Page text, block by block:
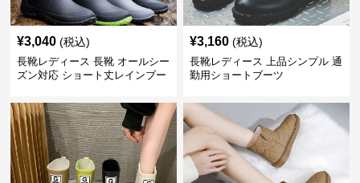
¥3,040 (税込)
長靴レディース 長靴 オールシー
ズン対応 ショート丈レインブー
¥3,160 (税込)
長靴レディース 上品シンプル 通
勤用ショートブーツ